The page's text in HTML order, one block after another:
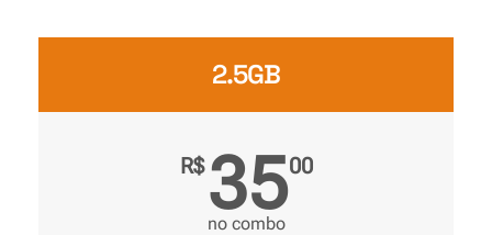
2.5GB
R$ 3500
no combo